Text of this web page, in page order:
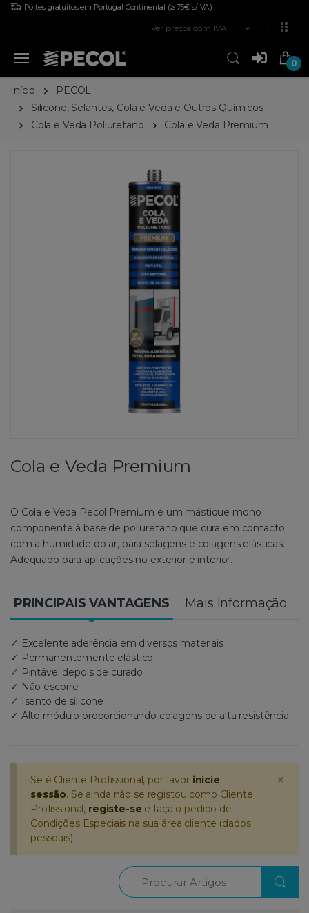
Portes gratuitos em Portugal Continental (≥ 75€ s/IVA)
Ver preços com IVA
0
Início
PECOL
Silicone, Selantes, Cola e Veda e Outros Químicos
Cola e Veda Poliuretano
Cola e Veda Premium
Cola e Veda Premium
O Cola e Veda Pecol Premium é um mástique mono
componente à base de poliuretano que cura em contacto
com a humidade do ar, para selagens e colagens elásticas.
Adequado para aplicações no exterior e interior.
PRINCIPAIS VANTAGENS Mais Informação
✓ Excelente aderência em diversos materiais
✓ Permanentemente elástico
✓ Pintável depois de curado
✓ Não escorre
✓ Isento de silicone
✓ Alto módulo proporcionando colagens de alta resistência
×
Se é Cliente Profissional, por favor inicie
sessão. Se ainda não se registou como Cliente
Profissional, registe-se e faça o pedido de
Condições Especiais na sua área cliente (dados
pessoais).
Procurar